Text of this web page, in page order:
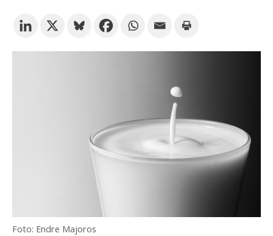
Foto: Endre Majoros